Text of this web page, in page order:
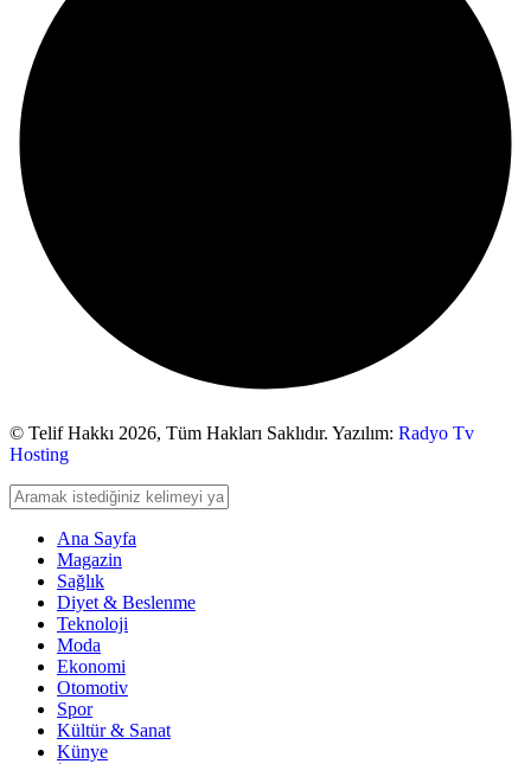
© Telif Hakkı 2026, Tüm Hakları Saklıdır. Yazılım: Radyo Tv
Hosting
Ana Sayfa
Magazin
Sağlık
Diyet & Beslenme
Teknoloji
Moda
Ekonomi
Otomotiv
Spor
Kültür & Sanat
Künye